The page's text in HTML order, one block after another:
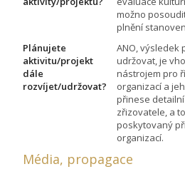
možno
plnění
Plánujete
aktivitu/projekt
dále
rozvíjet/udržovat?
ANO, výsledek
udržovat, je
nástrojem pro
organizací a
přinese
zřizovatele, a
poskytovaný
organizací.
Média, propagace